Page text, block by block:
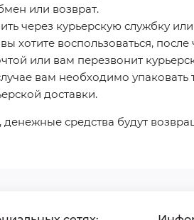
или возврат.
через курьерскую службку
хотите воспользоваться,
или вам перезвонит
вам необходимо упаковать
доставки.
средства будут